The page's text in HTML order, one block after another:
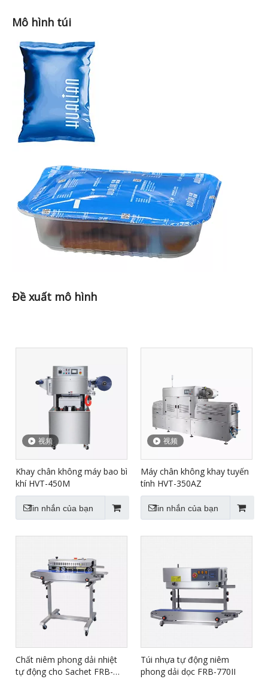
Mô hình túi
Đề xuất mô hình
视频
Khay chân không máy bao bì
khí HVT-450M
Tin nhắn của bạn
视频
Máy chân không khay tuyến
tính HVT-350AZ
Tin nhắn của bạn
Chất niêm phong dải nhiệt
tự động cho Sachet FRB-
Túi nhựa tự động niêm
phong dải dọc FRB-770II